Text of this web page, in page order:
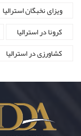
ویزای نخبگان استرالیا
کرونا در استرالیا
کشاورزی در استرالیا